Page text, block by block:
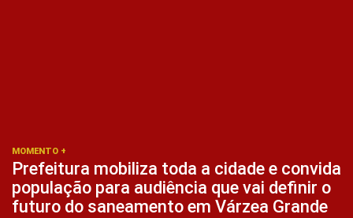
MOMENTO +
Prefeitura mobiliza toda a cidade e convida
população para audiência que vai definir o
futuro do saneamento em Várzea Grande